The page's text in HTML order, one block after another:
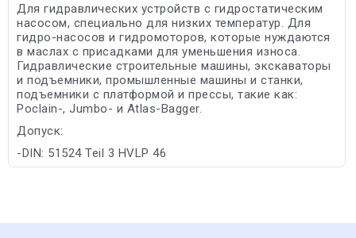
Для гидравлических устройств с гидростатическим
насосом, специально для низких температур. Для
гидро-насосов и гидромоторов, которые нуждаются
в маслах с присадками для уменьшения износа.
Гидравлические строительные машины, экскаваторы
и подъемники, промышленные машины и станки,
подъемники с платформой и прессы, такие как:
Poclain-, Jumbo- и Atlas-Bagger.
Допуск:
-DIN: 51524 Teil 3 HVLP 46